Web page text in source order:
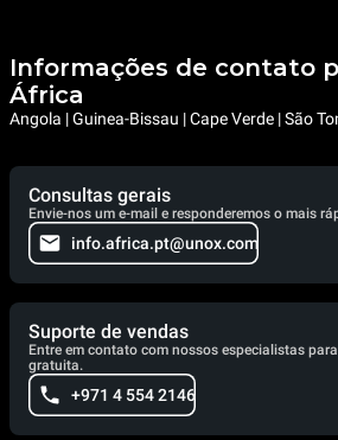
Informações de contato
África
Angola | Guinea-Bissau | Cape Verde | São
Consultas gerais
Envie-nos um e-mail e responderemos o mais
info.africa.pt@unox.com
Suporte de vendas
Entre em contato com nossos especialistas
gratuita.
+971 4 554 2146